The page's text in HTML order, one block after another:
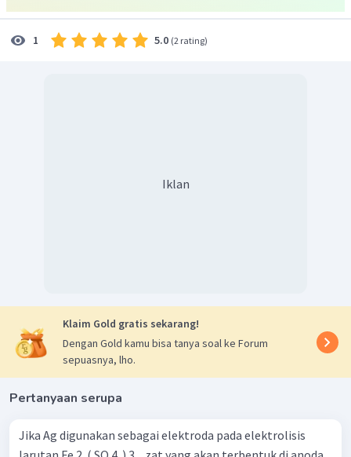
1 5.0 (2 rating)
Iklan
Klaim Gold gratis sekarang!
Dengan Gold kamu bisa tanya soal ke Forum
sepuasnya, lho.
Pertanyaan serupa
Jika Ag digunakan sebagai elektroda pada elektrolisis